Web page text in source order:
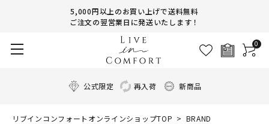
5,000円以上のお買い上げで送料無料
ご注文の翌営業日に発送いたします！
0
公式限定 再入荷 新商品
リブインコンフォートオンラインショップTOP
BRAND